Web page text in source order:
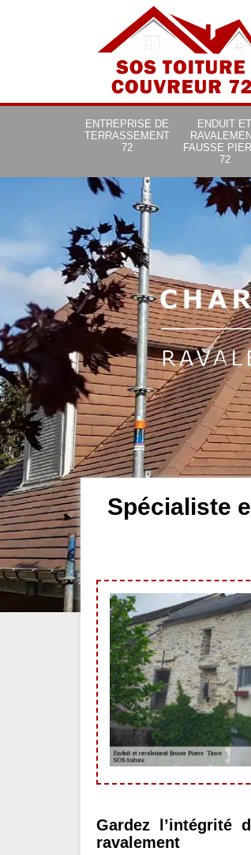
ENTREPRISE DE
TERRASSEMENT
72
ENDUIT ET
FAUSSE
72
Spécialiste
Gardez l’intégrité
ravalement